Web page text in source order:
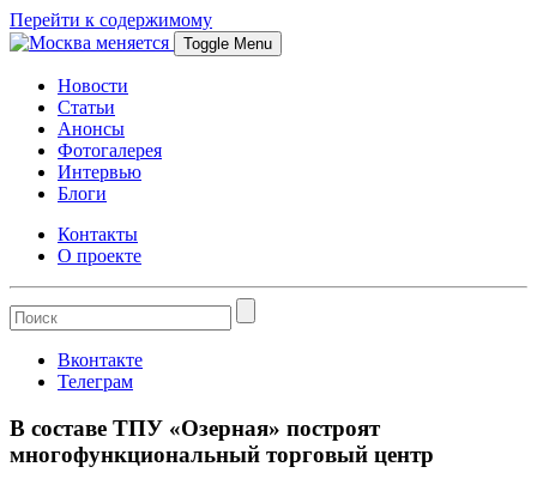
Перейти к содержимому
Toggle Menu
Новости
Статьи
Анонсы
Фотогалерея
Интервью
Блоги
Контакты
О проекте
Вконтакте
Телеграм
В составе ТПУ «Озерная» построят
многофункциональный торговый центр